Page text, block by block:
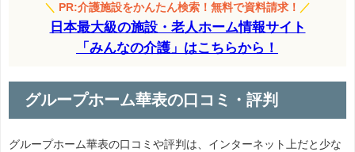
＼ PR:介護施設をかんたん検索！無料で資料請求！ ／
日本最大級の施設・老人ホーム情報サイト
「みんなの介護」はこちらから！
グループホーム華表の口コミ・評判
グループホーム華表の口コミや評判は、インターネット上だと少な